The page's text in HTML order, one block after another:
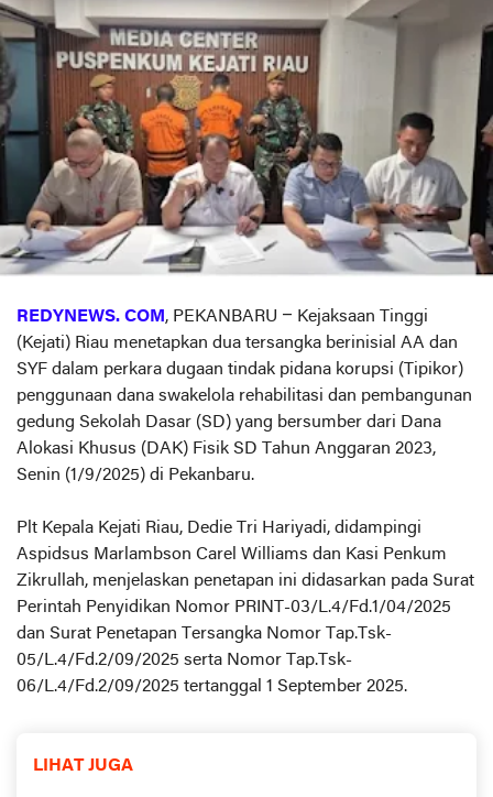
REDYNEWS. COM, PEKANBARU – Kejaksaan Tinggi
(Kejati) Riau menetapkan dua tersangka berinisial AA dan
SYF dalam perkara dugaan tindak pidana korupsi (Tipikor)
penggunaan dana swakelola rehabilitasi dan pembangunan
gedung Sekolah Dasar (SD) yang bersumber dari Dana
Alokasi Khusus (DAK) Fisik SD Tahun Anggaran 2023,
Senin (1/9/2025) di Pekanbaru.
Plt Kepala Kejati Riau, Dedie Tri Hariyadi, didampingi
Aspidsus Marlambson Carel Williams dan Kasi Penkum
Zikrullah, menjelaskan penetapan ini didasarkan pada Surat
Perintah Penyidikan Nomor PRINT-03/L.4/Fd.1/04/2025
dan Surat Penetapan Tersangka Nomor Tap.Tsk-
05/L.4/Fd.2/09/2025 serta Nomor Tap.Tsk-
06/L.4/Fd.2/09/2025 tertanggal 1 September 2025.
LIHAT JUGA